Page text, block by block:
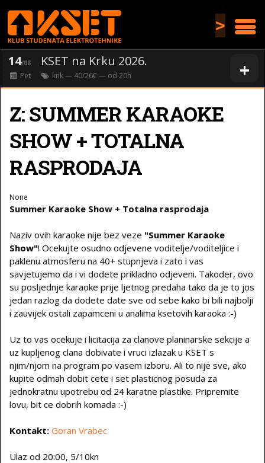
>
+
14/08 KSET na Krku 2026.
Pet knk— 40/26€ — od 20h
Z: SUMMER KARAOKE
SHOW + TOTALNA
RASPRODAJA
None
Summer Karaoke Show + Totalna rasprodaja
Naziv ovih karaoke nije bez veze "Summer Karaoke
Show"! Ocekujte osudno odjevene voditelje/voditeljice i
paklenu atmosferu na 40+ stupnjeva i zato i vas
savjetujemo da i vi dodete prikladno odjeveni. Takoder, ovo
su posljednje karaoke prije ljetnog predaha tako da je to jos
jedan razlog da dodete date sve od sebe kako bi bili najbolji
i zauvijek ostali zapamceni u analima ksetovih karaoka :-)
Uz to vas ocekuje i licitacija za clanove planinarske sekcije a
uz kupljenog clana dobivate i vruci izlazak u KSET s
njim/njom na program po vasem izboru. Ali to nije sve, ako
kupite odmah dobit cete i set plasticnog posuda za
jednokratnu upotrebu od 24 karatne plastike. Pripremite
lovu, bit ce dobrih komada :-)
Kontakt: Goran Vrabec
Ulaz od 20:00, 5/10kn